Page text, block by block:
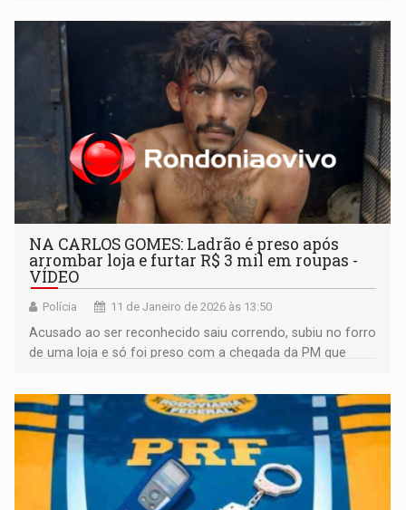
NA CARLOS GOMES: Ladrão é preso após
arrombar loja e furtar R$ 3 mil em roupas -
VÍDEO
Polícia 11 de Janeiro de 2026 às 13:50
Acusado ao ser reconhecido saiu correndo, subiu no forro
de uma loja e só foi preso com a chegada da PM que
lo